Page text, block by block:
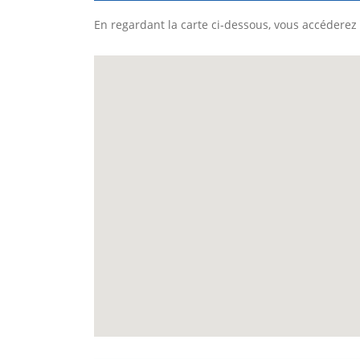
En regardant la carte ci-dessous, vous